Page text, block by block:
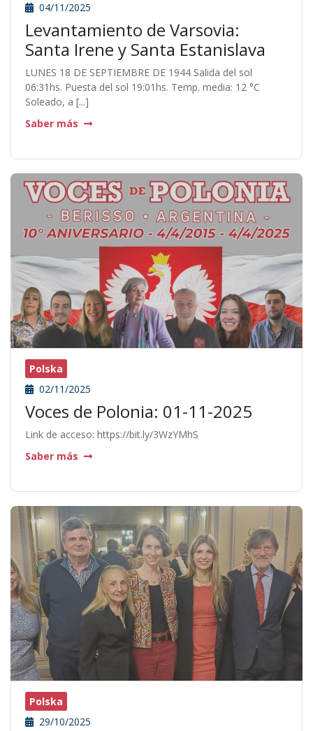
04/11/2025
Levantamiento de Varsovia:
Santa Irene y Santa Estanislava
LUNES 18 DE SEPTIEMBRE DE 1944 Salida del sol
06:31hs. Puesta del sol 19:01hs. Temp. media: 12 °C
Soleado, a [...]
Saber más
Polska
02/11/2025
Voces de Polonia: 01-11-2025
Link de acceso: https://bit.ly/3WzYMhS
Saber más
Polska
29/10/2025